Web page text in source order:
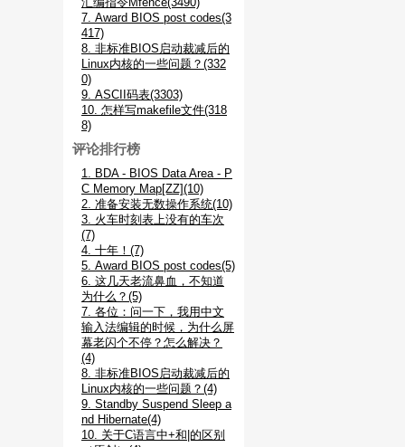
7. Award BIOS post codes(3
417)
8. 非标准BIOS启动裁减后的
Linux内核的一些问题？(332
0)
9. ASCII码表(3303)
10. 怎样写makefile文件(318
8)
评论排行榜
1. BDA - BIOS Data Area - P
C Memory Map[ZZ](10)
2. 准备安装无数操作系统(10)
3. 火车时刻表上没有的车次
(7)
4. 十年！(7)
5. Award BIOS post codes(5)
6. 这几天老流鼻血，不知道
为什么？(5)
7. 各位：问一下，我用中文
输入法编辑的时候，为什么屏
幕老闪个不停？怎么解决？
(4)
8. 非标准BIOS启动裁减后的
Linux内核的一些问题？(4)
9. Standby Suspend Sleep a
nd Hibernate(4)
10. 关于C语言中+和|的区别